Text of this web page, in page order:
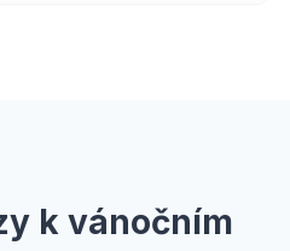
k vánočním